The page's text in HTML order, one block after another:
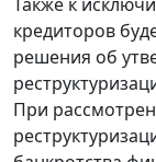
кредиторов
решения об
При